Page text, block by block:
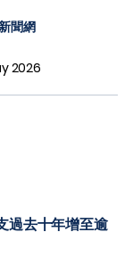
聞網
2026
過去十年增至逾